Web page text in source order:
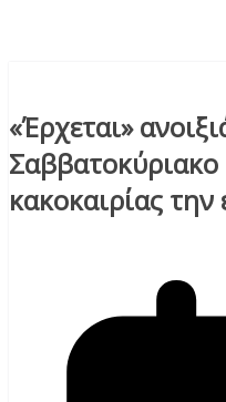
«Έρχεται»
κακοκαιρίας